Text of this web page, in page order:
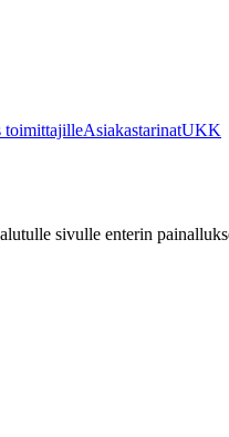
toimittajilleAsiakastarinatUKK
sivulle enterin